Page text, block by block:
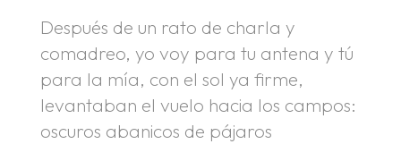
Después de un rato de charla y
comadreo, yo voy para tu antena y tú
para la mía, con el sol ya firme,
levantaban el vuelo hacia los campos:
oscuros abanicos de pájaros